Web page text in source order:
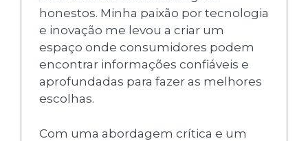
honestos. Minha paixão por tecnologia
e inovação me levou a criar um
espaço onde consumidores podem
encontrar informações confiáveis e
aprofundadas para fazer as melhores
escolhas.
Com uma abordagem crítica e um